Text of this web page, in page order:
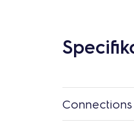
Connections